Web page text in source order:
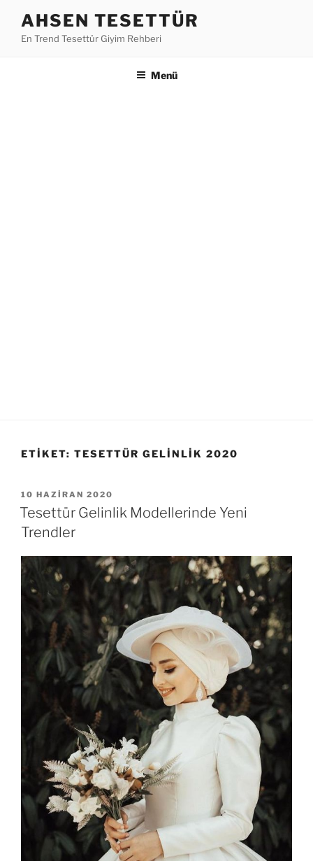
AHSEN TESETTÜR
En Trend Tesettür Giyim Rehberi
Menü
ETIKET: TESETTÜR GELINLIK 2020
YAYIM
TARIHI
10 HAZIRAN 2020
Tesettür Gelinlik Modellerinde Yeni
Trendler